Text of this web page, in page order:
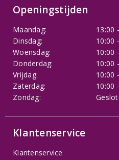
Openingstijden
Maandag:
13:00
Dinsdag:
10:00
Woensdag:
10:00
Donderdag:
10:00
Vrijdag:
10:00
Zaterdag:
10:00
Zondag:
Klantenservice
Klantenservice